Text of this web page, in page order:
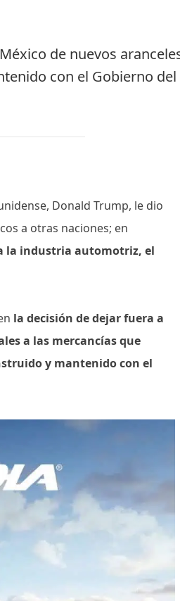
de nuevos
con el Gobierno del
Donald Trump, le dio
a otras naciones; en
la industria automotriz, el
la decisión de dejar fuera a
a las mercancías que
y mantenido con el